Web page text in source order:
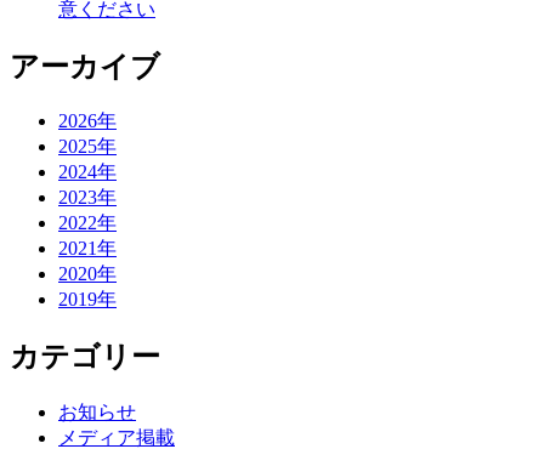
意ください
アーカイブ
2026年
2025年
2024年
2023年
2022年
2021年
2020年
2019年
カテゴリー
お知らせ
メディア掲載